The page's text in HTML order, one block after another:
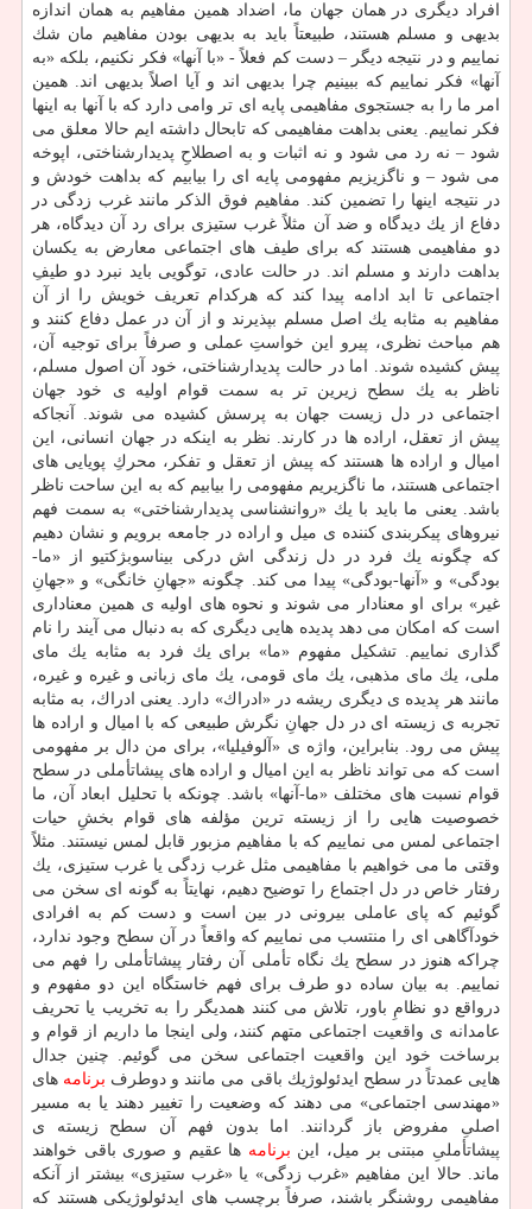
افراد دیگری در همان جهان ما، اضداد همین مفاهیم به همان اندازه
بدیهی و مسلم هستند، طبیعتاً باید به بدیهی بودن مفاهیم مان شك
نماییم و در نتیجه دیگر – دست كم فعلاً - «با آنها» فكر نكنیم، بلكه «به
آنها» فكر نماییم كه ببینیم چرا بدیهی اند و آیا اصلاً بدیهی اند. همین
امر ما را به جستجوی مفاهیمی پایه ای تر وامی دارد كه با آنها به اینها
فكر نماییم. یعنی بداهت مفاهیمی كه تابحال داشته ایم حالا معلق می
شود – نه رد می شود و نه اثبات و به اصطلاحِ پدیدارشناختی، اپوخه
می شود – و ناگزیزیم مفهومی پایه ای را بیابیم كه بداهت خودش و
در نتیجه اینها را تضمین كند. مفاهیم فوق الذكر مانند غرب زدگی در
دفاع از یك دیدگاه و ضد آن مثلاً غرب ستیزی برای رد آن دیدگاه، هر
دو مفاهیمی هستند كه برای طیف های اجتماعی معارض به یكسان
بداهت دارند و مسلم اند. در حالت عادی، توگویی باید نبرد دو طیفِ
اجتماعی تا ابد ادامه پیدا كند كه هركدام تعریف خویش را از آن
مفاهیم به مثابه یك اصل مسلم بپذیرند و از آن در عمل دفاع كنند و
هم مباحث نظری، پیرو این خواستِ عملی و صرفاً برای توجیه آن،
پیش كشیده شوند. اما در حالت پدیدارشناختی، خود آن اصول مسلم،
ناظر به یك سطح زیرین تر به سمت قوام اولیه ی خود جهان
اجتماعی در دل زیست جهان به پرسش كشیده می شوند. آنجاكه
پیش از تعقل، اراده ها در كارند. نظر به اینكه در جهان انسانی، این
امیال و اراده ها هستند كه پیش از تعقل و تفكر، محركِ پویایی های
اجتماعی هستند، ما ناگزیریم مفهومی را بیابیم كه به این ساحت ناظر
باشد. یعنی ما باید با یك «روانشناسی پدیدارشناختی» به سمت فهم
نیروهای پیكربندی كننده ی میل و اراده در جامعه برویم و نشان دهیم
كه چگونه یك فرد در دل زندگی اش دركی بیناسوبژكتیو از «ما-
بودگی» و «آنها-بودگی» پیدا می كند. چگونه «جهانِ خانگی» و «جهانِ
غیر» برای او معنادار می شوند و نحوه های اولیه ی همین معناداری
است كه امكان می دهد پدیده هایی دیگری كه به دنبال می آیند را نام
گذاری نماییم. تشكیل مفهوم «ما» برای یك فرد به مثابه یك مای
ملی، یك مای مذهبی، یك مای قومی، یك مای زبانی و غیره و غیره،
مانند هر پدیده ی دیگری ریشه در «ادراك» دارد. یعنی ادراك، به مثابه
تجربه ی زیسته ای در دل جهانِ نگرش طبیعی كه با امیال و اراده ها
پیش می رود. بنابراین، واژه ی «آلوفیلیا»، برای من دال بر مفهومی
است كه می تواند ناظر به این امیال و اراده های پیشاتأملی در سطح
قوام نسبت های مختلف «ما-آنها» باشد. چونكه با تحلیل ابعاد آن، ما
خصوصیت هایی را از زیسته ترین مؤلفه های قوام بخشِ حیات
اجتماعی لمس می نماییم كه با مفاهیم مزبور قابل لمس نیستند. مثلاً
وقتی ما می خواهیم با مفاهیمی مثل غرب زدگی یا غرب ستیزی، یك
رفتار خاص در دل اجتماع را توضیح دهیم، نهایتاً به گونه ای سخن می
گوئیم كه پای عاملی بیرونی در بین است و دست كم به افرادی
خودآگاهی ای را منتسب می نماییم كه واقعاً در آن سطح وجود ندارد،
چراكه هنوز در سطح یك نگاه تأملی آن رفتار پیشاتأملی را فهم می
نماییم. به بیان ساده دو طرف برای فهم خاستگاه این دو مفهوم و
درواقع دو نظامِ باور، تلاش می كنند همدیگر را به تخریب یا تحریف
عامدانه ی واقعیت اجتماعی متهم كنند، ولی اینجا ما داریم از قوام و
برساخت خود این واقعیت اجتماعی سخن می گوئیم. چنین جدال
هایی عمدتاً در سطح ایدئولوژیك باقی می مانند و دوطرف برنامه های
«مهندسی اجتماعی» می دهند كه وضعیت را تغییر دهند یا به مسیر
اصلیِ مفروض باز گردانند. اما بدون فهم آن سطح زیسته ی
پیشاتأملیِ مبتنی بر میل، این برنامه ها عقیم و صوری باقی خواهند
ماند. حالا این مفاهیم «غرب زدگی» یا «غرب ستیزی» بیشتر از آنكه
مفاهیمی روشنگر باشند، صرفاً برچسب های ایدئولوژیكی هستند كه